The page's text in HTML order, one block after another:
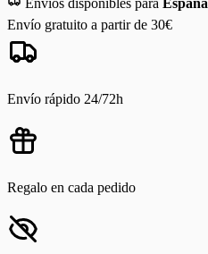
Envío gratuito a partir de 30€
Envío rápido 24/72h
Regalo en cada pedido